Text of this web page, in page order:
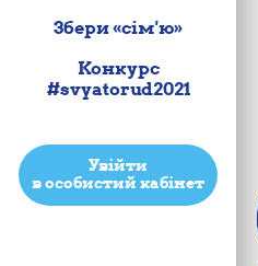
Збери «сім'ю»
Конкурс
#svyatorud2021
Увійти
в особистий кабінет